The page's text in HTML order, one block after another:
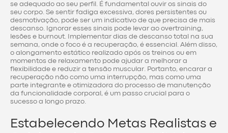
se adequado ao seu perfil. É fundamental ouvir os sinais do
seu corpo. Se sentir fadiga excessiva, dores persistentes ou
desmotivação, pode ser um indicativo de que precisa de mais
descanso. Ignorar esses sinais pode levar ao overtraining,
lesões e burnout. Implementar dias de descanso total na sua
semana, onde o foco é a recuperação, é essencial. Além disso,
o alongamento estático realizado após os treinos ou em
momentos de relaxamento pode ajudar a melhorar a
flexibilidade e reduzir a tensão muscular. Portanto, encarar a
recuperação não como uma interrupção, mas como uma
parte integrante e otimizadora do processo de manutenção
da funcionalidade corporal, é um passo crucial para o
sucesso a longo prazo.
Estabelecendo Metas Realistas e